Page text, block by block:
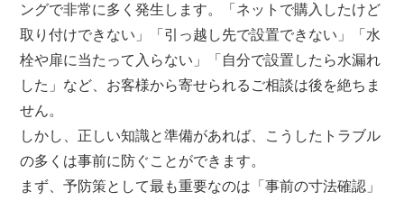
ングで非常に多く発生します。「ネットで購入したけど
取り付けできない」「引っ越し先で設置できない」「水
栓や扉に当たって入らない」「自分で設置したら水漏れ
した」など、お客様から寄せられるご相談は後を絶ちま
せん。
しかし、正しい知識と準備があれば、こうしたトラブル
の多くは事前に防ぐことができます。
まず、予防策として最も重要なのは「事前の寸法確認」